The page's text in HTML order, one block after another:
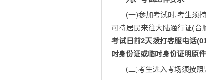
(一)参加考试时,考生须
可持居民来往大陆通行证(台
考试日前2天拨打客服电话
时身份证或临时身份证明原
(二)考生进入考场须按照